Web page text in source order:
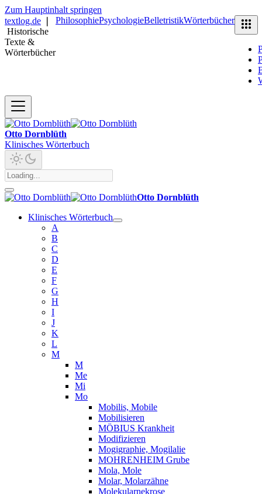
Zum Hauptinhalt springen
textlog.de
Historische
Texte &
Wörterbücher
PhilosophiePsychologieBelletristikWörterbücher
Otto Dornblüth
Klinisches Wörterbuch
Otto Dornblüth
Klinisches Wörterbuch
A
B
C
D
E
F
G
H
I
J
K
L
M
M
Me
Mi
Mo
Mobilis, Mobile
Mobilisieren
MÖBIUS Krankheit
Modifizieren
Mogigraphie, Mogilalie
MOHRENHEIM Grube
Mola, Mole
Molar, Molarzähne
Molekularnekrose